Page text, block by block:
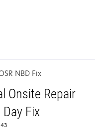
NBD Fix
Onsite Repair
Fix